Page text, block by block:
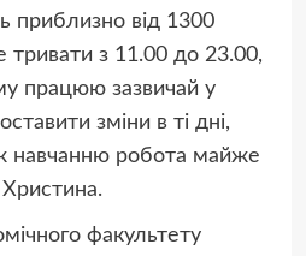
приблизно від 1300
тривати з 11.00 до 23.00,
працюю зазвичай у
зміни в ті дні,
навчанню робота майже
факультету